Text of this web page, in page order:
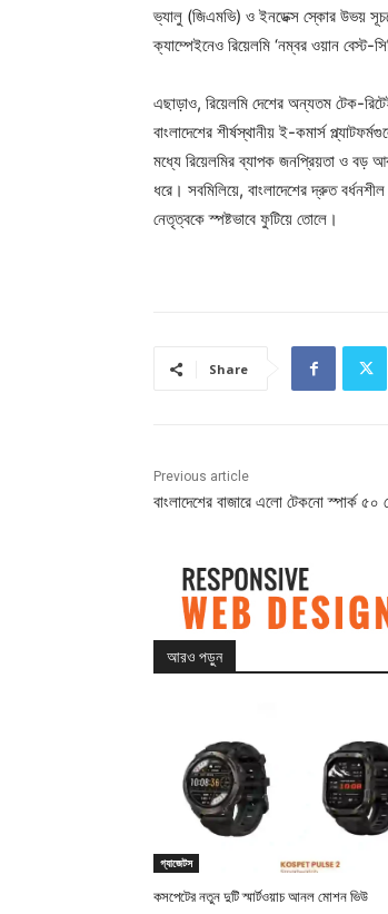
ভ্যালু (জিএমভি) ও ইনডেক্স স্কোর উভয়
ক্যাম্পেইনেও রিয়েলমি ‘নম্বর ওয়ান বেস্ট-
এছাড়াও, রিয়েলমি দেশের অন্যতম টেক-
বাংলাদেশের শীর্ষস্থানীয় ই-কমার্স
মধ্যে রিয়েলমির ব্যাপক জনপ্রিয়তা ও বড়
ধরে। সবমিলিয়ে, বাংলাদেশের দ্রুত
নেতৃত্বকে স্পষ্টভাবে ফুটিয়ে তোলে।
Share
Previous article
বাংলাদেশের বাজারে এলো টেকনো স্পার্ক ৫০
আরও পড়ুন
গ্যাজেটস
কসপেটের নতুন দুটি স্মার্টওয়াচ আনল মোশন ভিউ